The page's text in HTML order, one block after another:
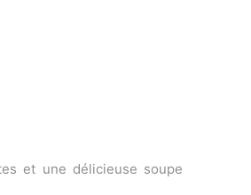
et une délicieuse soupe